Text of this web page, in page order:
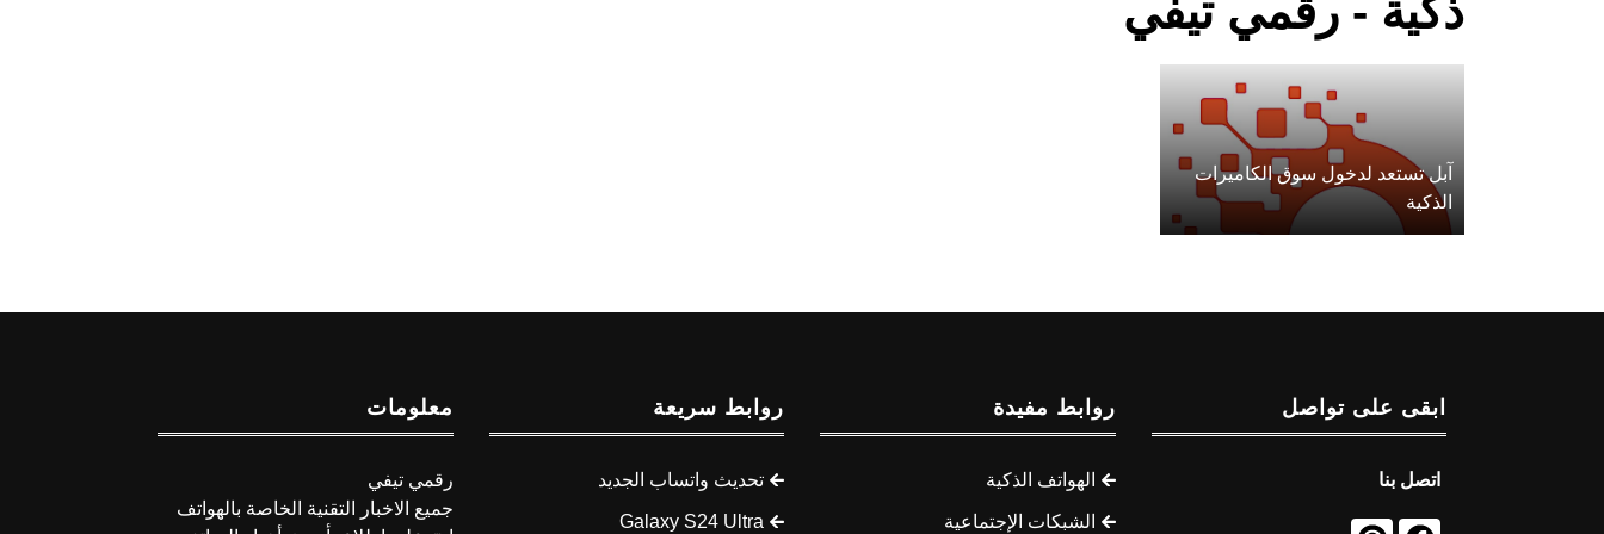
ذكية - رقمي تيفي
آبل تستعد لدخول سوق الكاميرات
الذكية
ابقى على تواصل
اتصل بنا
روابط مفيدة
الهواتف الذكية
الشبكات الإجتماعية
روابط سريعة
تحديث واتساب الجديد
Galaxy S24 Ultra
معلومات
رقمي تيفي
جميع الاخبار التقنية الخاصة بالهواتف